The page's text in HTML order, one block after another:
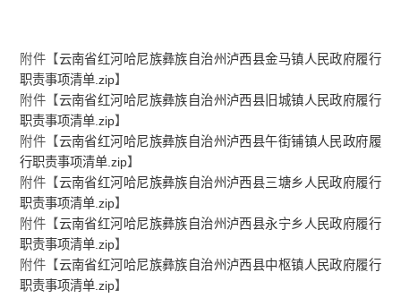
附件【云南省红河哈尼族彝族自治州泸西县金马镇人民政府履行
职责事项清单.zip】
附件【云南省红河哈尼族彝族自治州泸西县旧城镇人民政府履行
职责事项清单.zip】
附件【云南省红河哈尼族彝族自治州泸西县午街铺镇人民政府履
行职责事项清单.zip】
附件【云南省红河哈尼族彝族自治州泸西县三塘乡人民政府履行
职责事项清单.zip】
附件【云南省红河哈尼族彝族自治州泸西县永宁乡人民政府履行
职责事项清单.zip】
附件【云南省红河哈尼族彝族自治州泸西县中枢镇人民政府履行
职责事项清单.zip】